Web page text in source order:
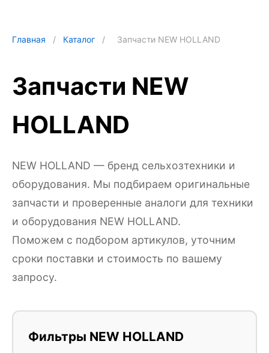
Главная / Каталог / Запчасти NEW HOLLAND
Запчасти NEW
HOLLAND
NEW HOLLAND — бренд сельхозтехники и
оборудования. Мы подбираем оригинальные
запчасти и проверенные аналоги для техники
и оборудования NEW HOLLAND.
Поможем с подбором артикулов, уточним
сроки поставки и стоимость по вашему
запросу.
Фильтры NEW HOLLAND